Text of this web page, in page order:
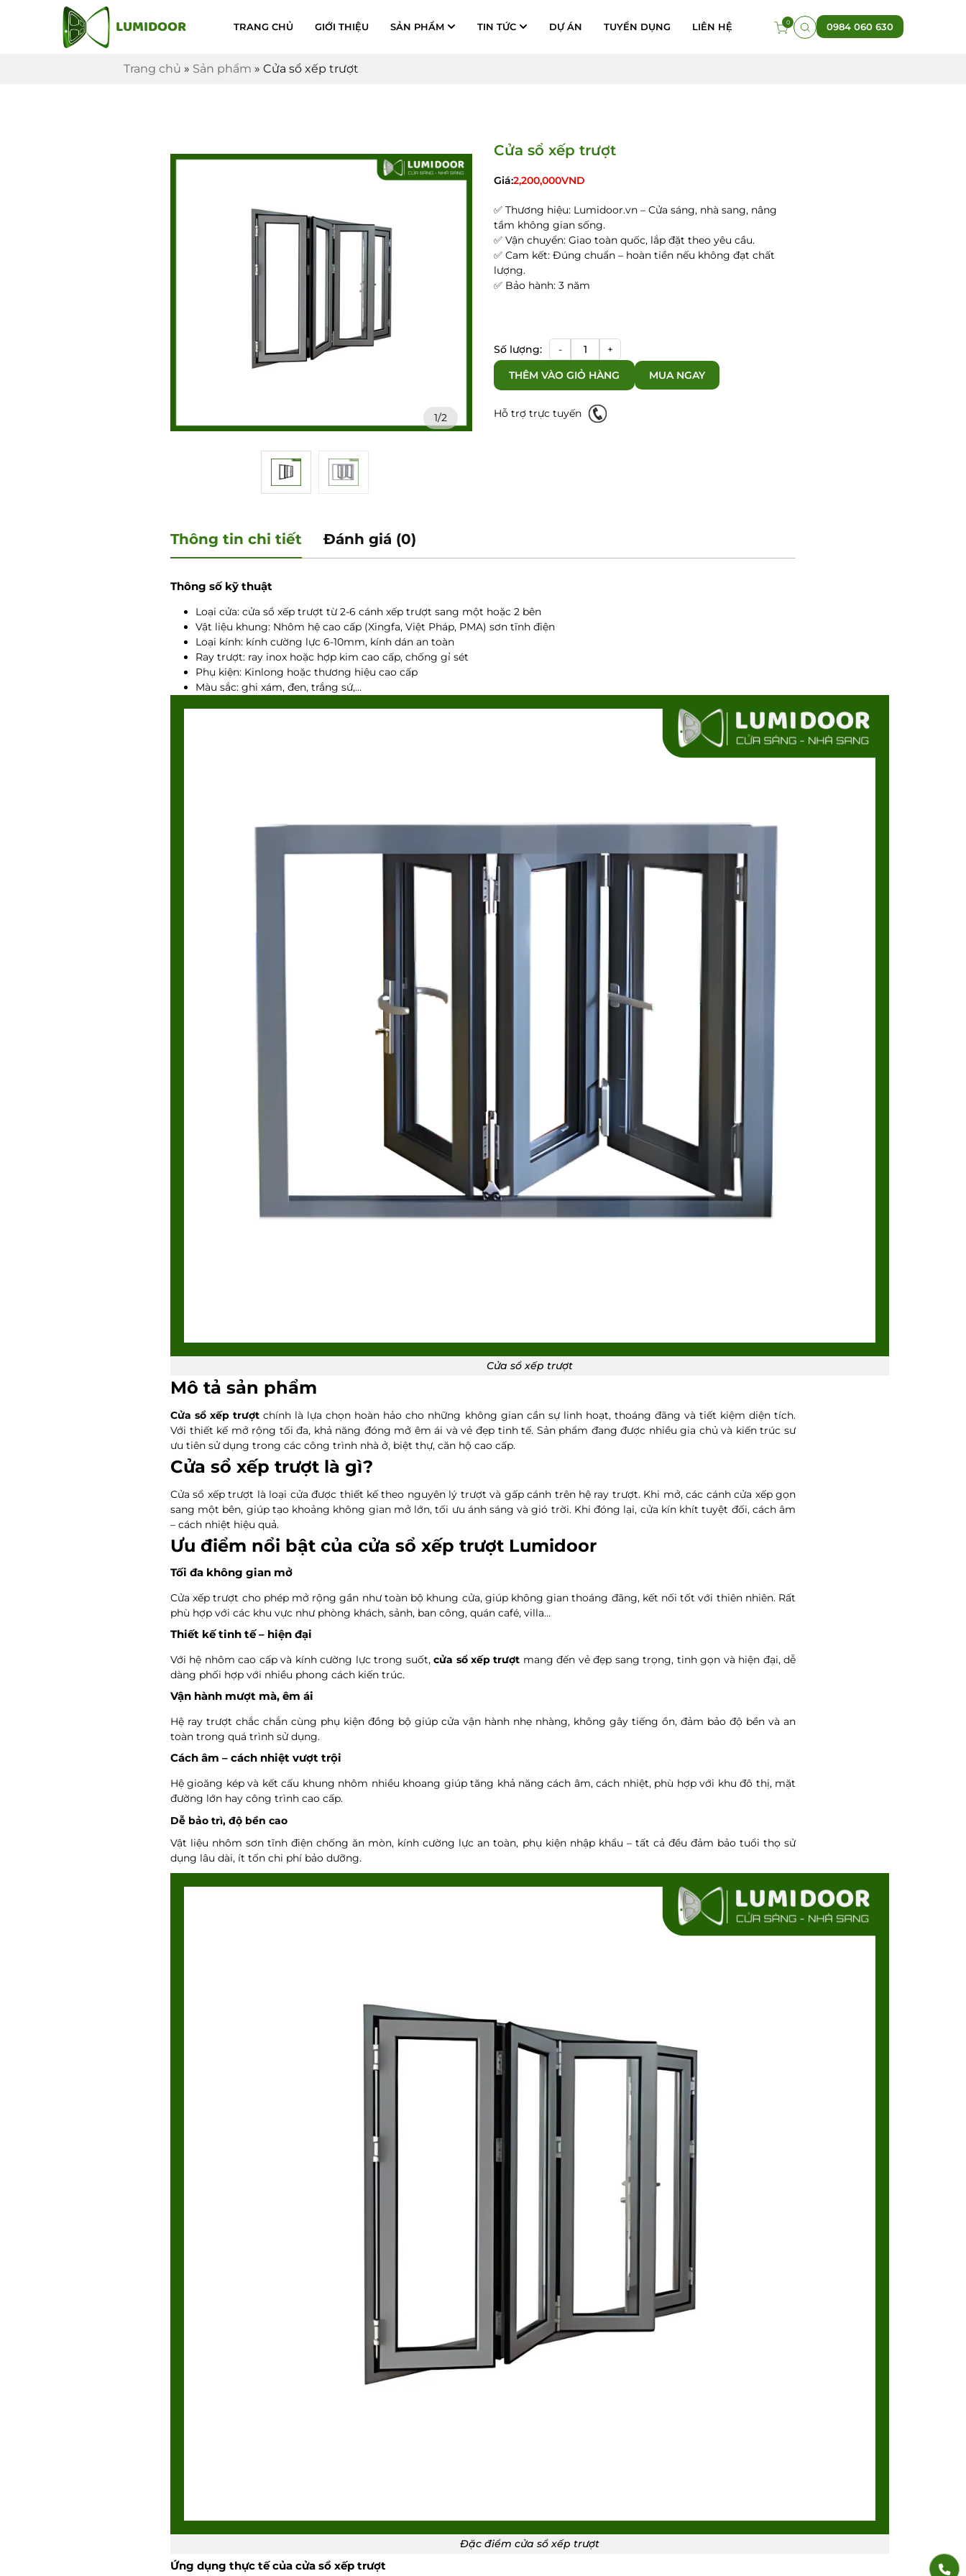
LUMIDOOR TRANG CHỦ GIỚI THIỆU SẢN PHẨM TIN TỨC DỰ ÁN TUYỂN DỤNG LIÊN HỆ 0 0984 060 630
Trang chủ » Sản phẩm » Cửa sổ xếp trượt
1/2
Cửa sổ xếp trượt
Giá:2,200,000VND
✅ Thương hiệu: Lumidoor.vn – Cửa sáng, nhà sang, nâng
tầm không gian sống.
✅ Vận chuyển: Giao toàn quốc, lắp đặt theo yêu cầu.
✅ Cam kết: Đúng chuẩn – hoàn tiền nếu không đạt chất
lượng.
✅ Bảo hành: 3 năm
Số lượng: -
Cửa
sổ
xếp
trượt
lượng
+
THÊM VÀO GIỎ HÀNG MUA NGAY
Hỗ trợ trực tuyến
Thông tin chi tiết Đánh giá (0)
Thông số kỹ thuật
Loại cửa: cửa sổ xếp trượt từ 2-6 cánh xếp trượt sang một hoặc 2 bên
Vật liệu khung: Nhôm hệ cao cấp (Xingfa, Việt Pháp, PMA) sơn tĩnh điện
Loại kính: kính cường lực 6-10mm, kính dán an toàn
Ray trượt: ray inox hoặc hợp kim cao cấp, chống gỉ sét
Phụ kiện: Kinlong hoặc thương hiệu cao cấp
Màu sắc: ghi xám, đen, trắng sứ,…
Cửa sổ xếp trượt
Mô tả sản phẩm
Cửa sổ xếp trượt chính là lựa chọn hoàn hảo cho những không gian cần sự linh hoạt, thoáng đãng và tiết kiệm diện tích.
Với thiết kế mở rộng tối đa, khả năng đóng mở êm ái và vẻ đẹp tinh tế. Sản phẩm đang được nhiều gia chủ và kiến trúc sư
ưu tiên sử dụng trong các công trình nhà ở, biệt thự, căn hộ cao cấp.
Cửa sổ xếp trượt là gì?
Cửa sổ xếp trượt là loại cửa được thiết kế theo nguyên lý trượt và gấp cánh trên hệ ray trượt. Khi mở, các cánh cửa xếp gọn
sang một bên, giúp tạo khoảng không gian mở lớn, tối ưu ánh sáng và gió trời. Khi đóng lại, cửa kín khít tuyệt đối, cách âm
– cách nhiệt hiệu quả.
Ưu điểm nổi bật của cửa sổ xếp trượt Lumidoor
Tối đa không gian mở
Cửa xếp trượt cho phép mở rộng gần như toàn bộ khung cửa, giúp không gian thoáng đãng, kết nối tốt với thiên nhiên. Rất
phù hợp với các khu vực như phòng khách, sảnh, ban công, quán café, villa…
Thiết kế tinh tế – hiện đại
Với hệ nhôm cao cấp và kính cường lực trong suốt,cửa sổ xếp trượt mang đến vẻ đẹp sang trọng, tinh gọn và hiện đại, dễ
dàng phối hợp với nhiều phong cách kiến trúc.
Vận hành mượt mà, êm ái
Hệ ray trượt chắc chắn cùng phụ kiện đồng bộ giúp cửa vận hành nhẹ nhàng, không gây tiếng ồn, đảm bảo độ bền và an
toàn trong quá trình sử dụng.
Cách âm – cách nhiệt vượt trội
Hệ gioăng kép và kết cấu khung nhôm nhiều khoang giúp tăng khả năng cách âm, cách nhiệt, phù hợp với khu đô thị, mặt
đường lớn hay công trình cao cấp.
Dễ bảo trì, độ bền cao
Vật liệu nhôm sơn tĩnh điện chống ăn mòn, kính cường lực an toàn, phụ kiện nhập khẩu – tất cả đều đảm bảo tuổi thọ sử
dụng lâu dài, ít tốn chi phí bảo dưỡng.
Đặc điểm cửa sổ xếp trượt
Ứng dụng thực tế của cửa sổ xếp trượt